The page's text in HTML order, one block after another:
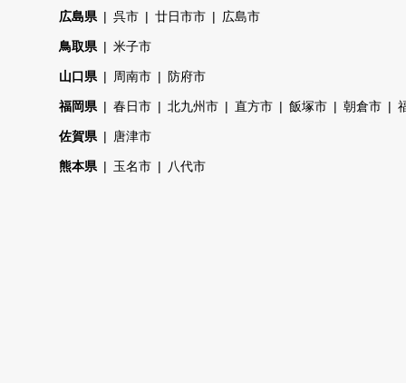
広島県 呉市 廿日市市 広島市
鳥取県 米子市
山口県 周南市 防府市
福岡県 春日市 北九州市 直方市 飯塚市 朝倉市
佐賀県 唐津市
熊本県 玉名市 八代市